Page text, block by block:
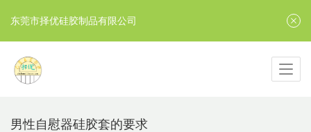
男性自慰器硅胶套的要求
东莞市择优硅胶制品有限公司